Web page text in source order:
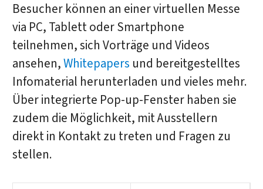
Besucher können an einer virtuellen Messe
via PC, Tablett oder Smartphone
teilnehmen, sich Vorträge und Videos
ansehen,Whitepapers und bereitgestelltes
Infomaterial herunterladen und vieles mehr.
Über integrierte Pop-up-Fenster haben sie
zudem die Möglichkeit, mit Ausstellern
direkt in Kontakt zu treten und Fragen zu
stellen.